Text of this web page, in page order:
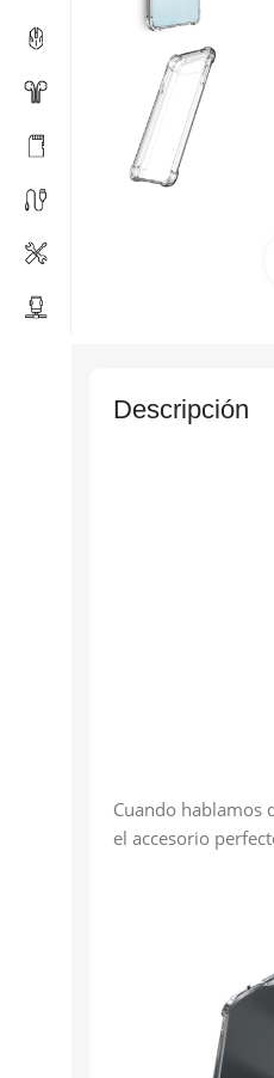
Descripción
Cuando hablamos
el accesorio